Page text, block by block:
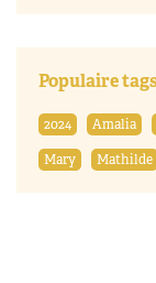
Populaire
2024 Amalia
Mary
Mathilde